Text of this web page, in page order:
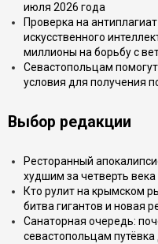
июля 2026 года
Проверка на
искусственного
миллионы на борьбу с
Севастопольцам
условия для получения
Выбор редакции
Ресторанный
худшим за четверть века
Кто рулит на крымском
битва гигантов и новая
Санаторная очередь:
севастопольцам